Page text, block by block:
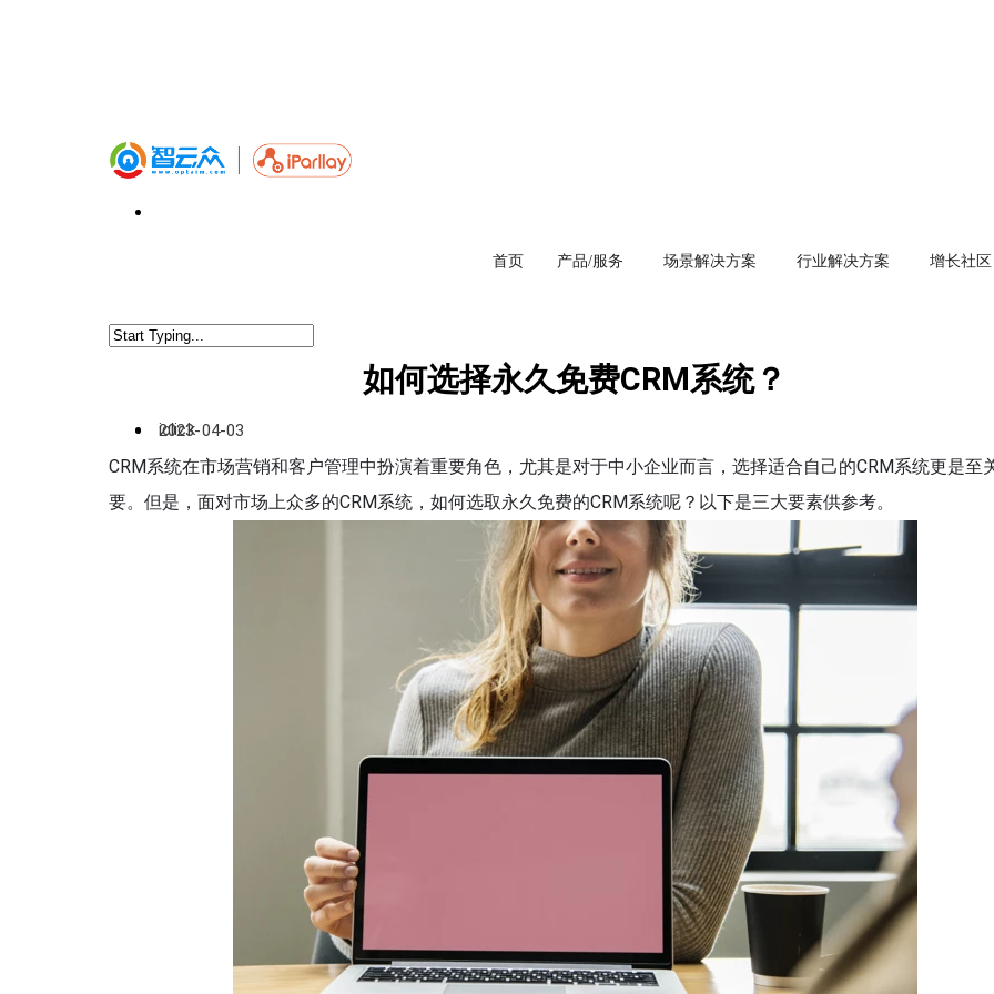
首页 产品/服务 场景解决方案 行业解决方案 增长社区
如何选择永久免费CRM系统？
iclick
2023-04-03
CRM系统在市场营销和客户管理中扮演着重要角色，尤其是对于中小企业而言，选择适合自己的CRM系统更是至
要。但是，面对市场上众多的CRM系统，如何选取永久免费的CRM系统呢？以下是三大要素供参考。